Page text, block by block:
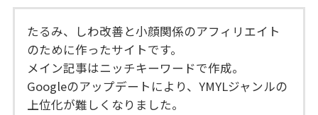
たるみ、しわ改善と小顔関係のアフィリエイト
のために作ったサイトです。
メイン記事はニッチキーワードで作成。
Googleのアップデートにより、YMYLジャンルの
上位化が難しくなりました。